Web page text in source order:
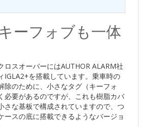
ーフォブも一体
ロスオーバーにはAUTHOR ALARM社
IGLA2+を搭載しています。乗車時の
除のために、小さなタグ（キーフォ
必要があるのですが、これも樹脂カバ
さな基板で構成されていますので、つ
ースの底に搭載できるようなバージョ